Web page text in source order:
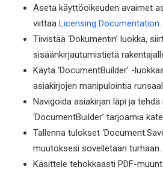
Aseta käyttöoikeuden avaimet
viittaa Licensing Documentation.
Tiivistää ‘Dokumentin’ luokka,
sisäänkirjautumistietä
Käytä ‘DocumentBuilder’ -
asiakirjojen manipulointia
Navigoida asiakirjan läpi ja
‘DocumentBuilder’ tarjoamia
Tallenna tulokset
muutoksesi sovelletaan turhaan.
Käsittele tehokkaasti PDF-